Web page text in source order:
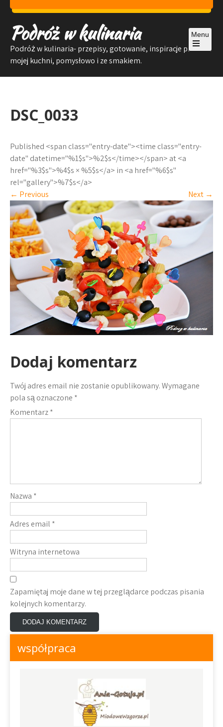
Skip
contentPodróż w kulinaria
Podróż w kulinaria- przepisy, gotowanie, inspiracje prosto z
mojej kuchni, pomysłowo i ze smakiem.
Menu
Open
menu
DSC_0033
Published <span class="entry-date"><time class="entry-
date" datetime="%1$s">%2$s</time></span> at <a
href="%3$s">%4$s × %5$s</a> in <a href="%6$s"
rel="gallery">%7$s</a>
← Previous Next →
Dodaj komentarz
Twój adres email nie zostanie opublikowany.Wymagane
pola są oznaczone *
Komentarz*
Nazwa *
Adres email *
Witryna internetowa
Zapamiętaj moje dane w tej przeglądarce podczas pisania
kolejnych komentarzy.
współpraca